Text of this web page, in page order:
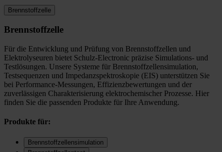
Brennstoffzelle
Brennstoffzelle
Für die Entwicklung und Prüfung von Brennstoffzellen und
Elektrolyseuren bietet Schulz-Electronic präzise Simulations- und
Testlösungen. Unsere Systeme für Brennstoffzellensimulation,
Testsequenzen und Impedanzspektroskopie (EIS) unterstützen Sie
bei Performance-Messungen, Effizienzbewertungen und der
zuverlässigen Charakterisierung elektrochemischer Prozesse. Hier
finden Sie die passenden Produkte für Ihre Anwendung.
Produkte für:
Brennstoffzellensimulation